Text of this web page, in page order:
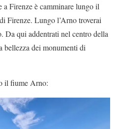
a Firenze è camminare lungo il
Firenze. Lungo l’Arno troverai
Da qui addentrati nel centro della
bellezza dei monumenti di
il fiume Arno: